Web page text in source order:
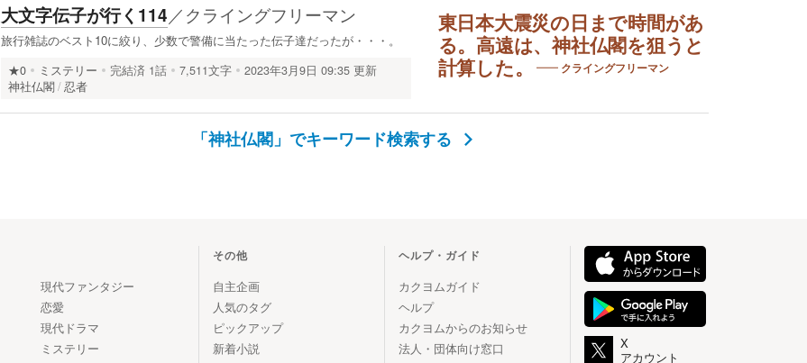
東日本大震災の日まで時間があ
る。高遠は、神社仏閣を狙うと
計算した。
クライングフリーマン
大文字伝子が行く114／クライングフリーマン
旅行雑誌のベスト10に絞り、少数で警備に当たった伝子達だったが・・・。
★0 ミステリー 完結済 1話 7,511文字
2023年3月9日 09:35 更新
神社仏閣 忍者
「神社仏閣」でキーワード検索する
現代ファンタジー
恋愛
現代ドラマ
ミステリー
その他
自主企画
人気のタグ
ピックアップ
新着小説
ヘルプ・ガイド
カクヨムガイド
ヘルプ
カクヨムからのお知らせ
法人・団体向け窓口
X
アカウント